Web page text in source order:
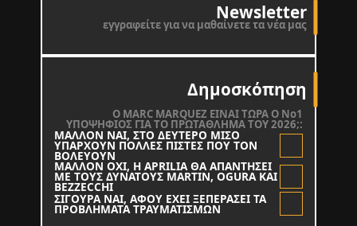
Newsletter
εγγραφείτε για να μαθαίνετε τα νέα μας
Δημοσκόπηση
O MARC MARQUEZ ΕΙΝΑΙ ΤΩΡΑ Ο Νο1
ΥΠΟΨΗΦΙΟΣ ΓΙΑ ΤΟ ΠΡΩΤΑΘΛΗΜΑ ΤΟΥ 2026;:
ΜΑΛΛΟΝ ΝΑΙ, ΣΤΟ ΔΕΥΤΕΡΟ ΜΙΣΟ
ΥΠΑΡΧΟΥΝ ΠΟΛΛΕΣ ΠΙΣΤΕΣ ΠΟΥ ΤΟΝ
ΒΟΛΕΥΟΥΝ
ΜΑΛΛΟΝ ΟΧΙ, Η APRILIA ΘΑ ΑΠΑΝΤΗΣΕΙ
ΜΕ ΤΟΥΣ ΔΥΝΑΤΟΥΣ MARTIN, OGURA KAI
BEZZECCHI
ΣΙΓΟΥΡΑ ΝΑΙ, ΑΦΟΥ ΕΧΕΙ ΞΕΠΕΡΑΣΕΙ ΤΑ
ΠΡΟΒΛΗΜΑΤΑ ΤΡΑΥΜΑΤΙΣΜΩΝ